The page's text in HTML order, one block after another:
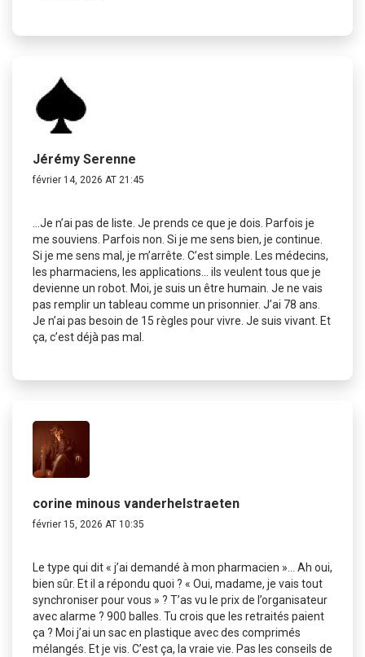
Jérémy Serenne
février 14, 2026 AT 21:45
…Je n’ai pas de liste. Je prends ce que je dois. Parfois je
me souviens. Parfois non. Si je me sens bien, je continue.
Si je me sens mal, je m’arrête. C’est simple. Les médecins,
les pharmaciens, les applications… ils veulent tous que je
devienne un robot. Moi, je suis un être humain. Je ne vais
pas remplir un tableau comme un prisonnier. J’ai 78 ans.
Je n’ai pas besoin de 15 règles pour vivre. Je suis vivant. Et
ça, c’est déjà pas mal.
corine minous vanderhelstraeten
février 15, 2026 AT 10:35
Le type qui dit « j’ai demandé à mon pharmacien »… Ah oui,
bien sûr. Et il a répondu quoi ? « Oui, madame, je vais tout
synchroniser pour vous » ? T’as vu le prix de l’organisateur
avec alarme ? 900 balles. Tu crois que les retraités paient
ça ? Moi j’ai un sac en plastique avec des comprimés
mélangés. Et je vis. C’est ça, la vraie vie. Pas les conseils de